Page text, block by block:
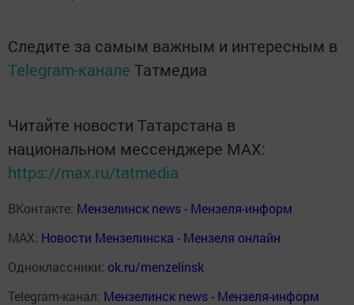
Следите за самым важным и интересным в
Telegram-канале Татмедиа
Читайте новости Татарстана в
национальном мессенджере MАХ:
https://max.ru/tatmedia
ВКонтакте: Мензелинск news - Мензеля-информ
MAX: Новости Мензелинска - Мензеля онлайн
Одноклассники: ok.ru/menzelinsk
Telegram-канал: Мензелинск news - Мензеля-информ